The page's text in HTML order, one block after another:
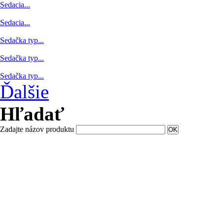
Sedacia...
Sedacia...
Sedačka typ...
Sedačka typ...
Sedačka typ...
Ďalšie
Hľadať
Zadajte názov produktu